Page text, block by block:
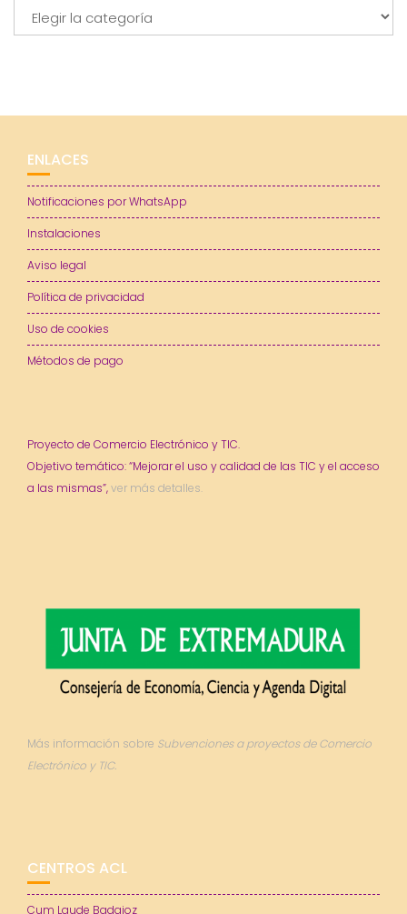
ENLACES
Notificaciones por WhatsApp
Instalaciones
Aviso legal
Política de privacidad
Uso de cookies
Métodos de pago
Proyecto de Comercio Electrónico y TIC.
Objetivo temático: “Mejorar el uso y calidad de las TIC y el acceso
a las mismas”,ver más detalles.
Más información sobre Subvenciones a proyectos de Comercio
Electrónico y TIC.
CENTROS ACL
Cum Laude Badajoz